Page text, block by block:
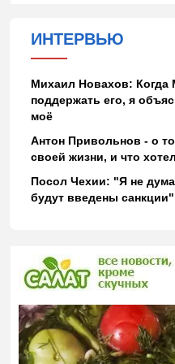
ИНТЕРВЬЮ
Михаил Новахов:
поддержать его, я
моё
Антон Привольнов - о
своей жизни, и что
Посол Чехии: "Я не
будут введены санкции"